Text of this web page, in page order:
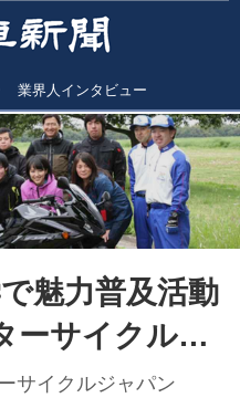
業界人インタビュー
魅力普及活動
ーサイクルカ
｣開催
サイクルジャパン